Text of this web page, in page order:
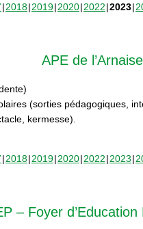
2018 2019 2020 2022 2023
APE de l’Arnaise
(sorties pédagogiques,
kermesse).
2018 2019 2020 2022 2023
– Foyer d’Education